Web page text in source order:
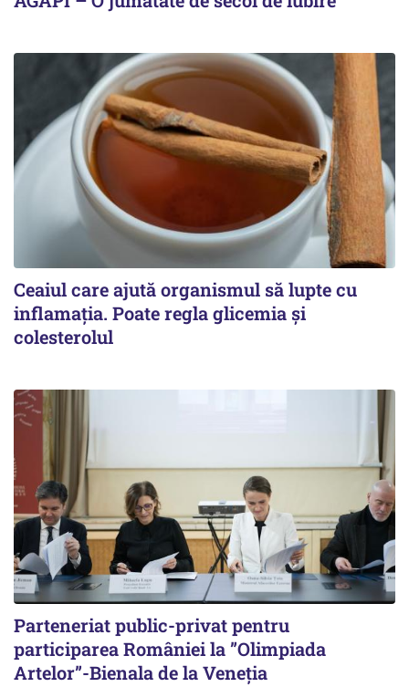
Ceaiul care ajută organismul să lupte cu
inflamația. Poate regla glicemia și
colesterolul
Parteneriat public-privat pentru
participarea României la ”Olimpiada
Artelor”-Bienala de la Veneția